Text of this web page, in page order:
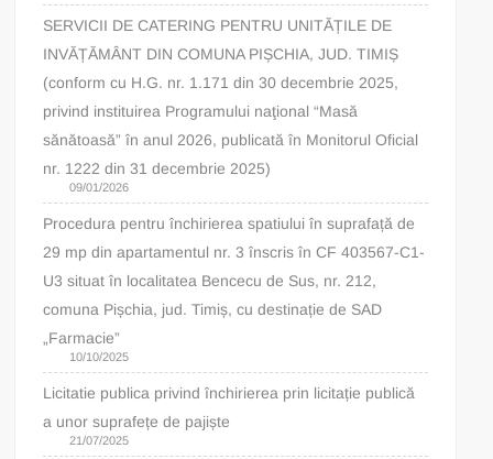
SERVICII DE CATERING PENTRU UNITĂȚILE DE
INVĂȚĂMÂNT DIN COMUNA PIȘCHIA, JUD. TIMIȘ
(conform cu H.G. nr. 1.171 din 30 decembrie 2025,
privind instituirea Programului naţional “Masă
sănătoasă” în anul 2026, publicată în Monitorul Oficial
nr. 1222 din 31 decembrie 2025)
09/01/2026
Procedura pentru închirierea spatiului în suprafață de
29 mp din apartamentul nr. 3 înscris în CF 403567-C1-
U3 situat în localitatea Bencecu de Sus, nr. 212,
comuna Pișchia, jud. Timiș, cu destinație de SAD
„Farmacie”
10/10/2025
Licitatie publica privind închirierea prin licitație publică
a unor suprafețe de pajiște
21/07/2025